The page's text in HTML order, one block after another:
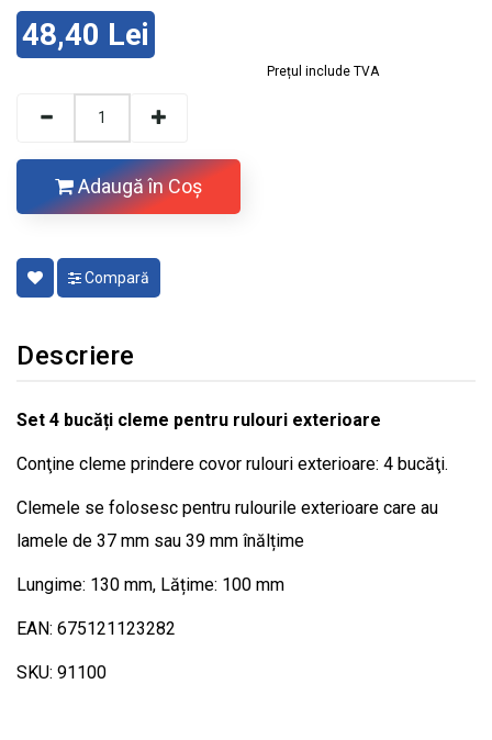
KITURI
FOTOVOLTAICE
48,40 Lei
Prețul include TVA
Adaugă în Coş
Compară
Descriere
Set 4 bucăți cleme pentru rulouri exterioare
Conţine cleme prindere covor rulouri exterioare: 4 bucăţi.
Clemele se folosesc pentru rulourile exterioare care au
lamele de 37 mm sau 39 mm înălțime
Lungime: 130 mm, Lățime: 100 mm
EAN: 675121123282
SKU: 91100